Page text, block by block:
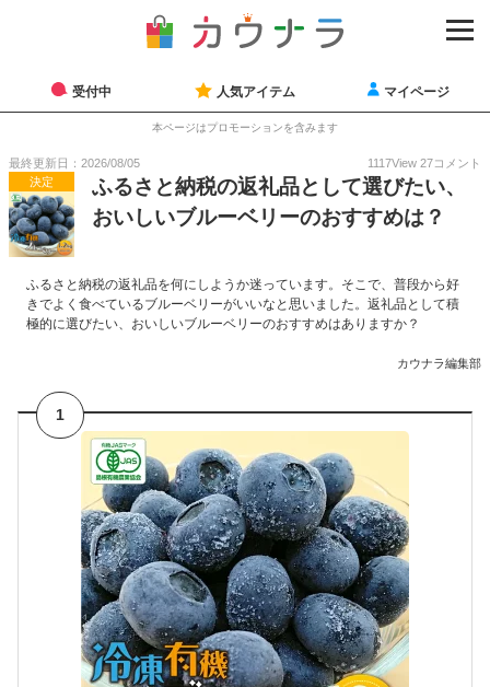
受付中 人気アイテム マイページ
本ページはプロモーションを含みます
最終更新日：2026/08/05 1117View 27コメント
決定
ふるさと納税の返礼品として選びたい、
おいしいブルーベリーのおすすめは？
ふるさと納税の返礼品を何にしようか迷っています。そこで、普段から好
きでよく食べているブルーベリーがいいなと思いました。返礼品として積
極的に選びたい、おいしいブルーベリーのおすすめはありますか？
カウナラ編集部
1